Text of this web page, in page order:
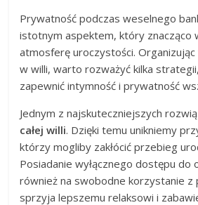
Prywatność podczas weselnego
istotnym aspektem, który znacząco
atmosferę uroczystości. Organizując
w willi, warto rozważyć kilka
zapewnić intymność i prywatność
Jednym z najskuteczniejszych
całej willi. Dzięki temu unikniemy
którzy mogliby zakłócić przebieg
Posiadanie wyłącznego dostępu do
również na swobodne korzystanie z
sprzyja lepszemu relaksowi i